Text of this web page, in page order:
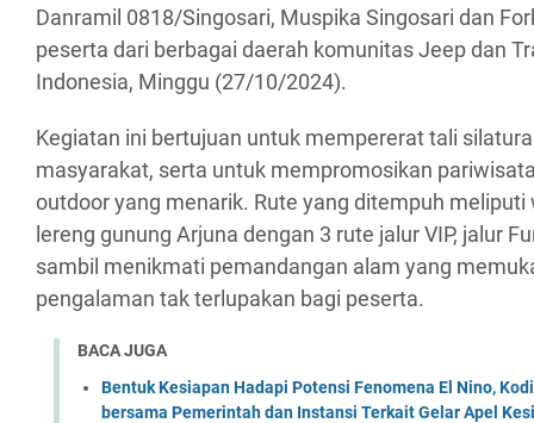
Danramil 0818/Singosari, Muspika Singosari dan
peserta dari berbagai daerah komunitas Jeep dan
Indonesia, Minggu (27/10/2024).
Kegiatan ini bertujuan untuk mempererat tali
masyarakat, serta untuk mempromosikan
outdoor yang menarik. Rute yang ditempuh
lereng gunung Arjuna dengan 3 rute jalur VIP, jalur
sambil menikmati pemandangan alam yang
pengalaman tak terlupakan bagi peserta.
BACA JUGA
Bentuk Kesiapan Hadapi Potensi Fenomena El Nino,
bersama Pemerintah dan Instansi Terkait Gelar Apel